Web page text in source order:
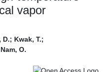
vapor
D.; Kwak, T.;
Nam, O.